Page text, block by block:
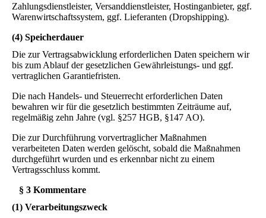
Zahlungsdienstleister, Versanddienstleister, Hostinganbieter, ggf.
Warenwirtschaftssystem, ggf. Lieferanten (Dropshipping).
(4) Speicherdauer
Die zur Vertragsabwicklung erforderlichen Daten speichern wir
bis zum Ablauf der gesetzlichen Gewährleistungs- und ggf.
vertraglichen Garantiefristen.
Die nach Handels- und Steuerrecht erforderlichen Daten
bewahren wir für die gesetzlich bestimmten Zeiträume auf,
regelmäßig zehn Jahre (vgl. §257 HGB, §147 AO).
Die zur Durchführung vorvertraglicher Maßnahmen
verarbeiteten Daten werden gelöscht, sobald die Maßnahmen
durchgeführt wurden und es erkennbar nicht zu einem
Vertragsschluss kommt.
§ 3 Kommentare
(1) Verarbeitungszweck